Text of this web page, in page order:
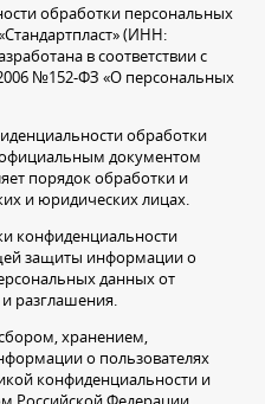
обработки персональных
(ИНН:
в соответствии с
№152-ФЗ «О персональных
обработки
документом
порядок обработки и
и юридических лицах.
защиты информации о
данных от
разглашения.
хранением,
о пользователях
конфиденциальности и